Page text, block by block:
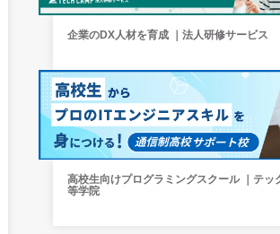
企業のDX人材を育成 ｜法人研修サービス
高校生向けプログラミングスクール ｜テッ
等学院